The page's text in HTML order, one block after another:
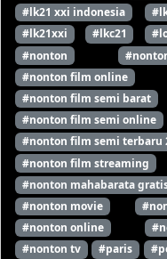
#lk21 xxi indonesia
#lk21xxi
#lkc21
#nonton
#nonton film online
#nonton film semi barat
#nonton film semi online
#nonton film semi terbaru
#nonton film streaming
#nonton mahabarata
#nonton movie
#nonton online
#nonton tv
#paris